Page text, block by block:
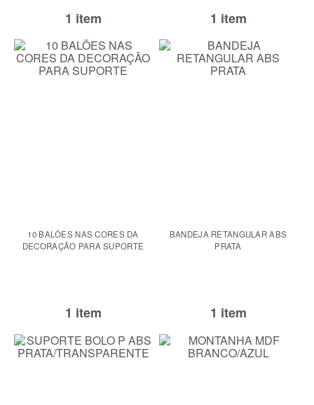
1 item 1 item
10 BALÕES NAS CORES DA
DECORAÇÃO PARA SUPORTE
1 item
BANDEJA RETANGULAR ABS
PRATA
1 item